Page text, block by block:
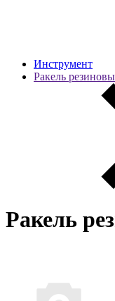
Инструмент
Ракель
Ракель